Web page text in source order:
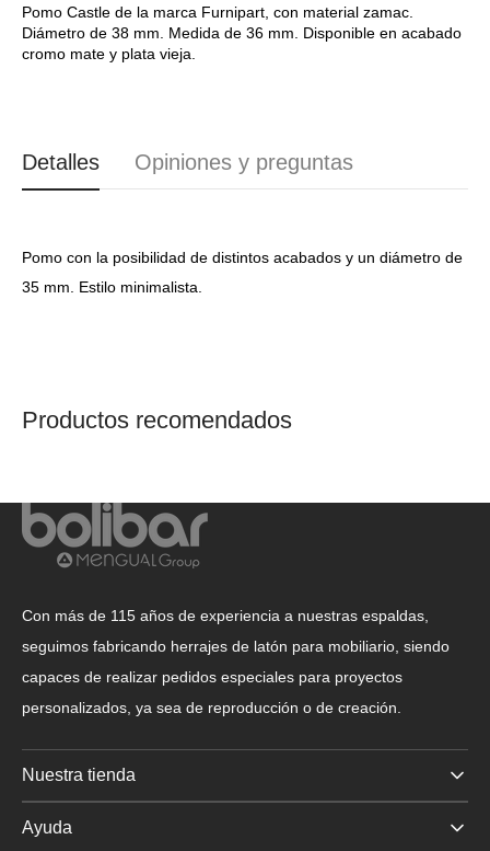
Furnipart
A8702
Furnipart
A8702
Pomo Castle de la marca Furnipart, con material zamac.
Diámetro de 38 mm. Medida de 36 mm. Disponible en acabado
cromo mate y plata vieja.
Detalles Opiniones y preguntas
Pomo con la posibilidad de distintos acabados y un diámetro de
35 mm. Estilo minimalista.
Productos recomendados
Con más de 115 años de experiencia a nuestras espaldas,
seguimos fabricando herrajes de latón para mobiliario, siendo
capaces de realizar pedidos especiales para proyectos
personalizados, ya sea de reproducción o de creación.
Nuestra tienda
Ayuda